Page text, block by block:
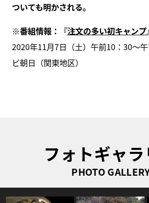
ついても明かされる。
※番組情報：『注文の多い初キャンプ
2020年11月7日（土）午前10：30～
ビ朝日（関東地区）
フォトギャ
PHOTO